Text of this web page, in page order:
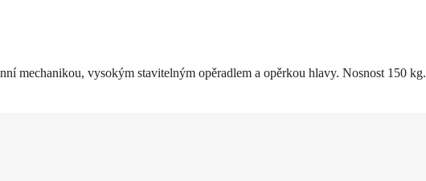
mechanikou, vysokým stavitelným opěradlem a opěrkou hlavy. Nosnost 150 kg.